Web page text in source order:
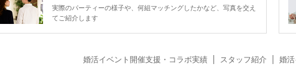
実際のパーティーの様子や、何組マッチングしたかなど、写真を交え
てご紹介します
婚活イベント開催支援・コラボ実績 スタッフ紹介 婚